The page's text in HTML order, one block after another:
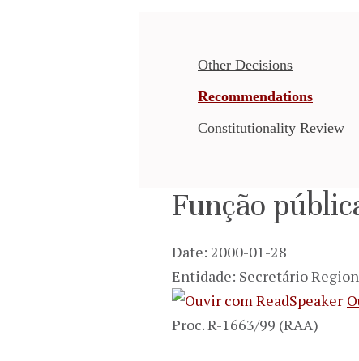
Other Decisions
Recommendations
Constitutionality Review
Função
Date: 2000-01-28
Entidade: Secretário
Proc. R-1663/99 (RAA)